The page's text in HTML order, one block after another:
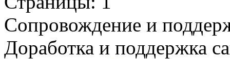
Сопровождение и
Доработка и поддержка